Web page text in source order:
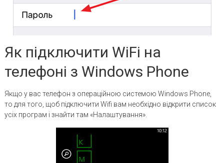
Як підключити WiFi на
телефоні з Windows Phone
Якщо у вас телефон з операційною системою Windows Phone,
то для того, щоб підключити Wifi вам необхідно відкрити список
усіх програм і знайти там «Налаштування».